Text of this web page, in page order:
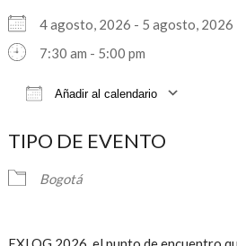
4 agosto, 2026 - 5 agosto, 2026
7:30 am - 5:00 pm
Añadir al calendario
TIPO DE EVENTO
Bogotá